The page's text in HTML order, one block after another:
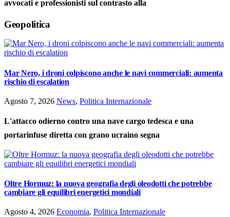
avvocati e professionisti sul contrasto alla
Geopolitica
Mar Nero, i droni colpiscono anche le navi commerciali: aumenta
rischio di escalation
Agosto 7, 2026 News, Politica Internazionale
L'attacco odierno contro una nave cargo tedesca e una
portarinfuse diretta con grano ucraino segna
Oltre Hormuz: la nuova geografia degli oleodotti che potrebbe
cambiare gli equilibri energetici mondiali
Agosto 4, 2026 Economia, Politica Internazionale